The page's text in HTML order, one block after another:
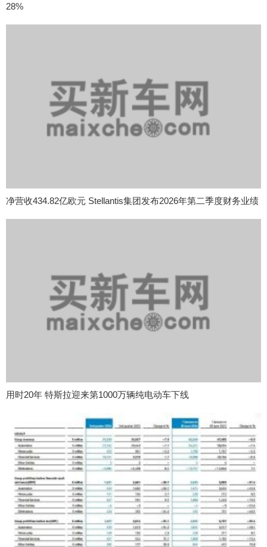
28%
净营收434.82亿欧元 Stellantis集团发布2026年第二季度财务业绩
用时20年 特斯拉迎来第1000万辆纯电动车下线